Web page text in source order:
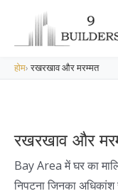
होम›रखरखाव और मरम्मत
रखरखाव और
Bay Area में घर का
निपटना जिनका